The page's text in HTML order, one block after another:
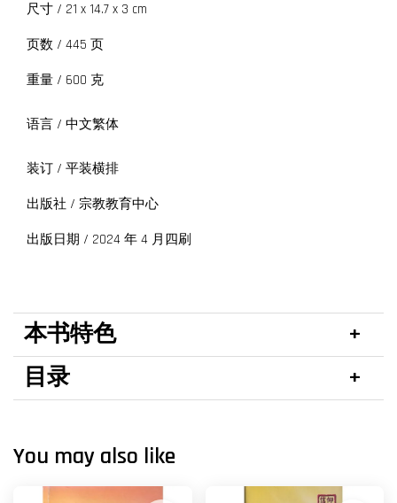
尺寸 / 21 x 14.7 x 3 cm
页数 / 445 页
重量 / 600 克
语言 / 中文繁体
装订 / 平装横排
出版社 / 宗教教育中心
出版日期 / 2024 年 4 月四刷
本书特色
目录
You may also like